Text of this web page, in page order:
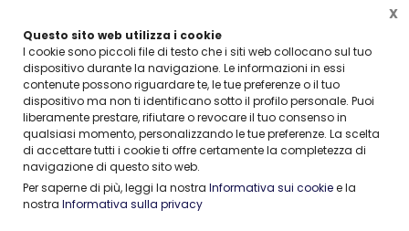
Questo sito web utilizza i cookie
I cookie sono piccoli file di testo che i siti web collocano sul tuo
dispositivo durante la navigazione. Le informazioni in essi
contenute possono riguardare te, le tue preferenze o il tuo
dispositivo ma non ti identificano sotto il profilo personale. Puoi
liberamente prestare, rifiutare o revocare il tuo consenso in
qualsiasi momento, personalizzando le tue preferenze. La scelta
di accettare tutti i cookie ti offre certamente la completezza di
navigazione di questo sito web.
Per saperne di più, leggi la nostra Informativa sui cookiee la
nostra Informativa sulla privacy
X
Home AUTO AZIENDALI , KM0 Jeep Avenger
FILTRA
Jeep Avenger